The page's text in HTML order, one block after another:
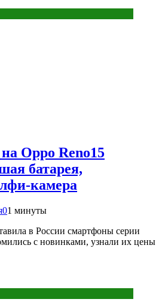
Oppo Reno15
батарея,
камера
01 минуты
в России смартфоны серии
с новинками, узнали их цены